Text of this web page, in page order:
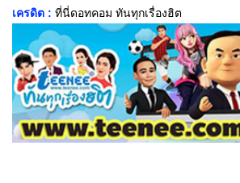
เครดิต : ที่นี่ดอทคอม ทันทุกเรื่องฮิต